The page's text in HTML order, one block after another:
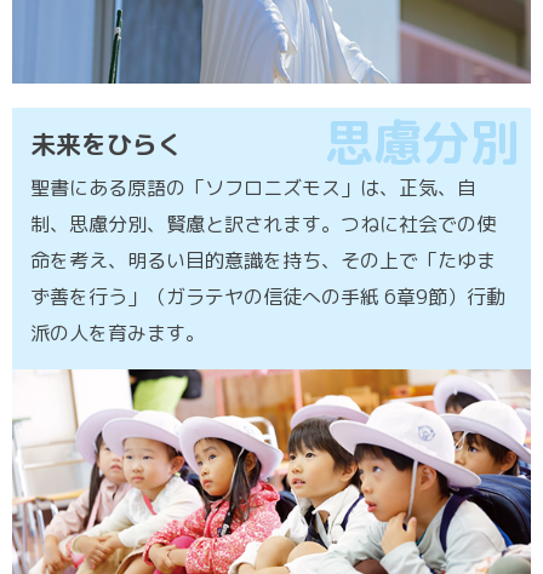
未来をひらく
聖書にある原語の「ソフロニズモス」は、正気、自
制、思慮分別、賢慮と訳されます。つねに社会での使
命を考え、明るい目的意識を持ち、その上で「たゆま
ず善を行う」（ガラテヤの信徒への手紙 6章9節）行動
派の人を育みます。
思慮分別